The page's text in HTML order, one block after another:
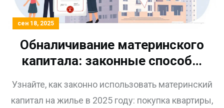
сен 18, 2025
Обналичивание материнского
капитала: законные способы
жилье в 2025 году
Узнайте, как законно использовать материнский
капитал на жилье в 2025 году: покупка квартиры,